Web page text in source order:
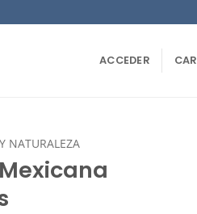
ACCEDER
NATURALEZA